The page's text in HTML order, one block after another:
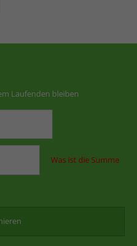
Laufenden bleiben
Was ist die Summe